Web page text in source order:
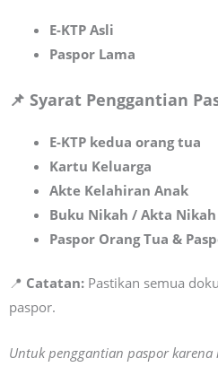
E-KTP Asli
Paspor Lama
📌 Syarat Penggantian
E-KTP kedua orang tua
Kartu Keluarga
Akte Kelahiran Anak
Buku Nikah / Akta Nikah
Paspor Orang Tua &
📍 Catatan: Pastikan semua
paspor.
Untuk penggantian paspor